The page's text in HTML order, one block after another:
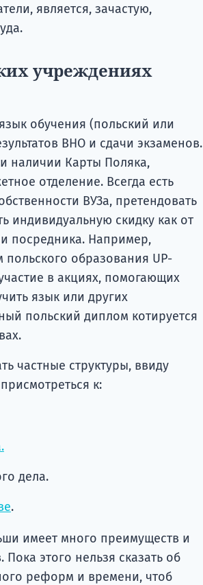
является, зачастую,
учреждениях
обучения (польский или
ВНО и сдачи экзаменов.
наличии Карты Поляка,
отделение. Всегда есть
ВУЗа, претендовать
индивидуальную скидку как от
посредника. Например,
образования UP-
в акциях, помогающих
язык или других
польский диплом котируется
частные структуры, ввиду
к:
дела.
.
имеет много преимуществ и
этого нельзя сказать об
реформ и времени, чтоб